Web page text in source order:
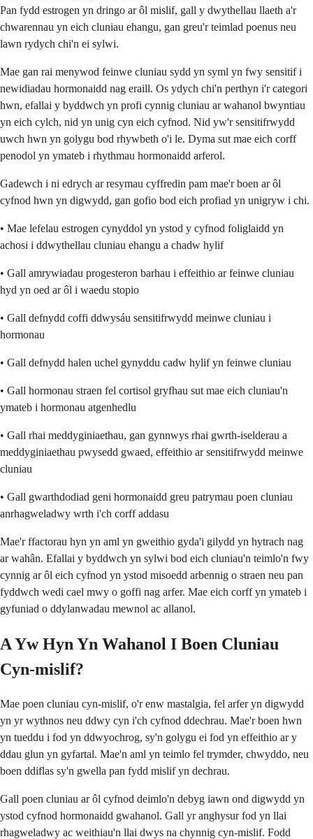
Pan fydd estrogen yn dringo ar ôl mislif, gall y dwythellau llaeth a'r
chwarennau yn eich cluniau ehangu, gan greu'r teimlad poenus neu
lawn rydych chi'n ei sylwi.
Mae gan rai menywod feinwe cluniau sydd yn syml yn fwy sensitif i
newidiadau hormonaidd nag eraill. Os ydych chi'n perthyn i'r categori
hwn, efallai y byddwch yn profi cynnig cluniau ar wahanol bwyntiau
yn eich cylch, nid yn unig cyn eich cyfnod. Nid yw'r sensitifrwydd
uwch hwn yn golygu bod rhywbeth o'i le. Dyma sut mae eich corff
penodol yn ymateb i rhythmau hormonaidd arferol.
Gadewch i ni edrych ar resymau cyffredin pam mae'r boen ar ôl
cyfnod hwn yn digwydd, gan gofio bod eich profiad yn unigryw i chi.
• Mae lefelau estrogen cynyddol yn ystod y cyfnod foliglaidd yn
achosi i ddwythellau cluniau ehangu a chadw hylif
• Gall amrywiadau progesteron barhau i effeithio ar feinwe cluniau
hyd yn oed ar ôl i waedu stopio
• Gall defnydd coffi ddwysáu sensitifrwydd meinwe cluniau i
hormonau
• Gall defnydd halen uchel gynyddu cadw hylif yn feinwe cluniau
• Gall hormonau straen fel cortisol gryfhau sut mae eich cluniau'n
ymateb i hormonau atgenhedlu
• Gall rhai meddyginiaethau, gan gynnwys rhai gwrth-iselderau a
meddyginiaethau pwysedd gwaed, effeithio ar sensitifrwydd meinwe
cluniau
• Gall gwarthdodiad geni hormonaidd greu patrymau poen cluniau
anrhagweladwy wrth i'ch corff addasu
Mae'r ffactorau hyn yn aml yn gweithio gyda'i gilydd yn hytrach nag
ar wahân. Efallai y byddwch yn sylwi bod eich cluniau'n teimlo'n fwy
cynnig ar ôl eich cyfnod yn ystod misoedd arbennig o straen neu pan
fyddwch wedi cael mwy o goffi nag arfer. Mae eich corff yn ymateb i
gyfuniad o ddylanwadau mewnol ac allanol.
A Yw Hyn Yn Wahanol I Boen Cluniau
Cyn-mislif?
Mae poen cluniau cyn-mislif, o'r enw mastalgia, fel arfer yn digwydd
yn yr wythnos neu ddwy cyn i'ch cyfnod ddechrau. Mae'r boen hwn
yn tueddu i fod yn ddwyochrog, sy'n golygu ei fod yn effeithio ar y
ddau glun yn gyfartal. Mae'n aml yn teimlo fel trymder, chwyddo, neu
boen ddiflas sy'n gwella pan fydd mislif yn dechrau.
Gall poen cluniau ar ôl cyfnod deimlo'n debyg iawn ond digwydd yn
ystod cyfnod hormonaidd gwahanol. Gall yr anghysur fod yn llai
rhagweladwy ac weithiau'n llai dwys na chynnig cyn-mislif. Fodd